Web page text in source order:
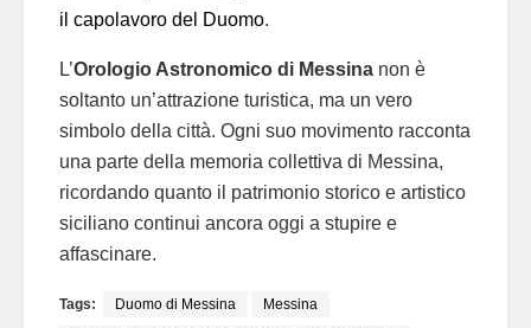
il capolavoro del Duomo.
L’Orologio Astronomico di Messina non è
soltanto un’attrazione turistica, ma un vero
simbolo della città. Ogni suo movimento racconta
una parte della memoria collettiva di Messina,
ricordando quanto il patrimonio storico e artistico
siciliano continui ancora oggi a stupire e
affascinare.
Tags: Duomo di Messina Messina